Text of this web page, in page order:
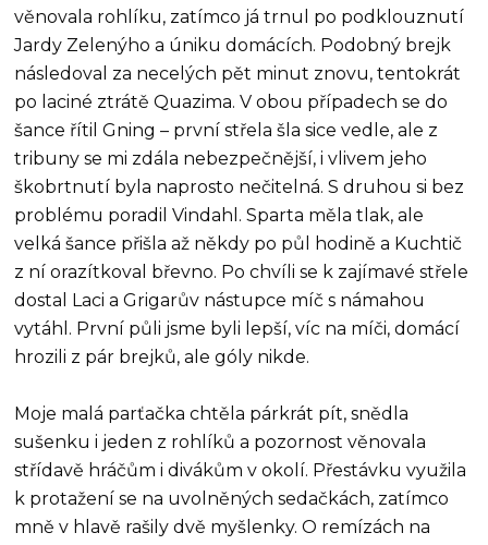
věnovala rohlíku, zatímco já trnul po podklouznutí
Jardy Zelenýho a úniku domácích. Podobný brejk
následoval za necelých pět minut znovu, tentokrát
po laciné ztrátě Quazima. V obou případech se do
šance řítil Gning – první střela šla sice vedle, ale z
tribuny se mi zdála nebezpečnější, i vlivem jeho
škobrtnutí byla naprosto nečitelná. S druhou si bez
problému poradil Vindahl. Sparta měla tlak, ale
velká šance přišla až někdy po půl hodině a Kuchtič
z ní orazítkoval břevno. Po chvíli se k zajímavé střele
dostal Laci a Grigarův nástupce míč s námahou
vytáhl. První půli jsme byli lepší, víc na míči, domácí
hrozili z pár brejků, ale góly nikde.
Moje malá parťačka chtěla párkrát pít, snědla
sušenku i jeden z rohlíků a pozornost věnovala
střídavě hráčům i divákům v okolí. Přestávku využila
k protažení se na uvolněných sedačkách, zatímco
mně v hlavě rašily dvě myšlenky. O remízách na